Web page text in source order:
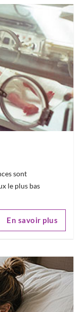
sont
le plus bas
En savoir plus